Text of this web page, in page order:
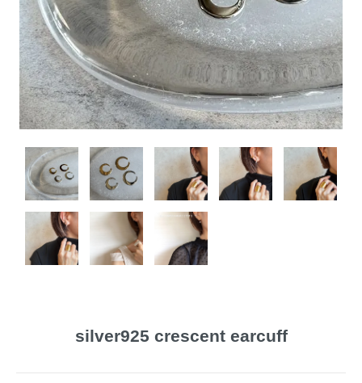
silver925 crescent earcuff